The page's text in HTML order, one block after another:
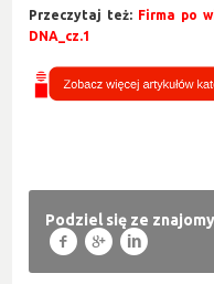
Przeczytaj też: Firma po
DNA_cz.1
Podziel się ze
f g l